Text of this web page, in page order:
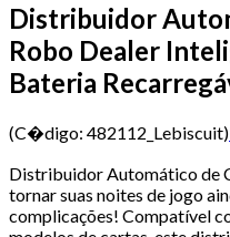
Distribuidor
Robo Dealer
Bateria
(C�digo: 482112_Lebiscuit)
Distribuidor Automático de
tornar suas noites de jogo
complicações! Compatível